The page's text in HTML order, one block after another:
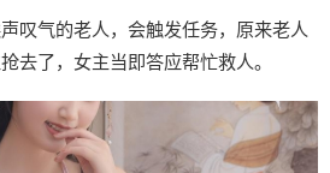
叹气的老人，会触发任务，原来老人
去了，女主当即答应帮忙救人。